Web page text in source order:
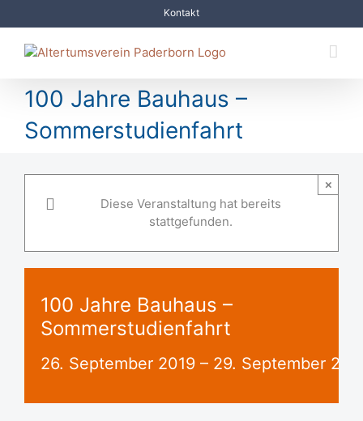
Inhalt
springen
Kontakt
100 Jahre Bauhaus –
Sommerstudienfahrt
Diese Veranstaltung hat bereits
stattgefunden.
×
100 Jahre Bauhaus –
Sommerstudienfahrt
26. September 2019 – 29. September